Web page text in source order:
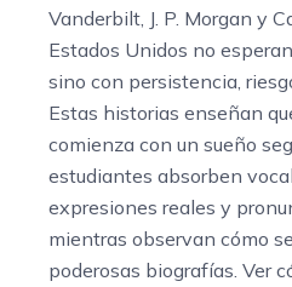
Vanderbilt, J. P. Morgan y
Estados Unidos no
sino con persistencia,
Estas historias enseñan
comienza con un sueño
estudiantes absorben
expresiones reales y
mientras observan cómo
poderosas biografías. Ver